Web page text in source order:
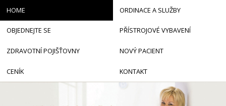
HOME ORDINACE A SLUŽBY
OBJEDNEJTE SE PŘÍSTROJOVÉ VYBAVENÍ
ZDRAVOTNÍ POJIŠŤOVNY NOVÝ PACIENT
CENÍK KONTAKT